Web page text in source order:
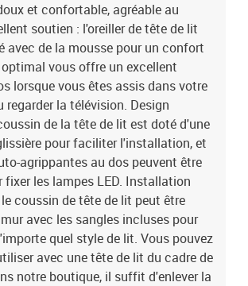
et confortable, agréable au
soutien : l'oreiller de tête de lit
avec de la mousse pour un confort
vous offre un excellent
lorsque vous êtes assis dans votre
regarder la télévision. Design
de la tête de lit est doté d'une
pour faciliter l'installation, et
agrippantes au dos peuvent être
fixer les lampes LED. Installation
coussin de tête de lit peut être
avec les sangles incluses pour
quel style de lit. Vous pouvez
avec une tête de lit du cadre de
notre boutique, il suffit d'enlever la